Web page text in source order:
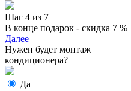
Шаг 4 из 7
В конце подарок - скидка 7 %
Далее
Нужен будет монтаж
кондиционера?
Да